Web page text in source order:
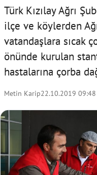
Türk Kızılay Ağrı
ilçe ve köylerden
vatandaşlara sıcak
önünde kurulan
hastalarına çorba
Metin Karip22.10.2019 09:48